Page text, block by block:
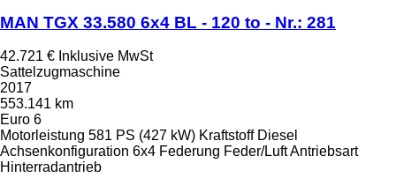
MAN TGX 33.580 6x4 BL - 120 to - Nr.: 281
42.721 € Inklusive MwSt
Sattelzugmaschine
2017
553.141 km
Euro 6
Motorleistung 581 PS (427 kW) Kraftstoff Diesel
Achsenkonfiguration 6x4 Federung Feder/LuftAntriebsart
Hinterradantrieb